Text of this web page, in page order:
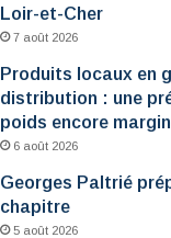
Loir-et-Cher
7 août 2026
Produits locaux en
distribution : une
poids encore
6 août 2026
Georges Paltrié
chapitre
5 août 2026